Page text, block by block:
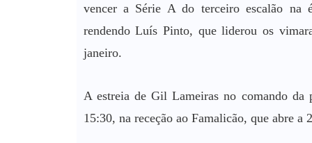
vencer a Série A do terceiro escalão na
rendendo Luís Pinto, que liderou os
janeiro.
A estreia de Gil Lameiras no comando da
15:30, na receção ao Famalicão, que abre a